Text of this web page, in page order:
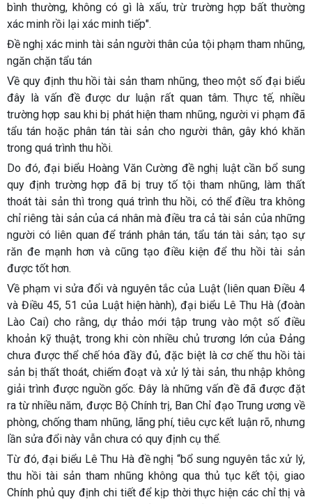
bình thường, không có gì là xấu, trừ trường hợp bất thường
xác minh rồi lại xác minh tiếp".
Đề nghị xác minh tài sản người thân của tội phạm tham nhũng,
ngăn chặn tẩu tán
Về quy định thu hồi tài sản tham nhũng, theo một số đại biểu
đây là vấn đề được dư luận rất quan tâm. Thực tế, nhiều
trường hợp sau khi bị phát hiện tham nhũng, người vi phạm đã
tẩu tán hoặc phân tán tài sản cho người thân, gây khó khăn
trong quá trình thu hồi.
Do đó, đại biểu Hoàng Văn Cường đề nghị luật cần bổ sung
quy định trường hợp đã bị truy tố tội tham nhũng, làm thất
thoát tài sản thì trong quá trình thu hồi, có thể điều tra không
chỉ riêng tài sản của cá nhân mà điều tra cả tài sản của những
người có liên quan để tránh phân tán, tẩu tán tài sản; tạo sự
răn đe mạnh hơn và cũng tạo điều kiện để thu hồi tài sản
được tốt hơn.
Về phạm vi sửa đổi và nguyên tắc của Luật (liên quan Điều 4
và Điều 45, 51 của Luật hiện hành), đại biểu Lê Thu Hà (đoàn
Lào Cai) cho rằng, dự thảo mới tập trung vào một số điều
khoản kỹ thuật, trong khi còn nhiều chủ trương lớn của Đảng
chưa được thể chế hóa đầy đủ, đặc biệt là cơ chế thu hồi tài
sản bị thất thoát, chiếm đoạt và xử lý tài sản, thu nhập không
giải trình được nguồn gốc. Đây là những vấn đề đã được đặt
ra từ nhiều năm, được Bộ Chính trị, Ban Chỉ đạo Trung ương về
phòng, chống tham nhũng, lãng phí, tiêu cực kết luận rõ, nhưng
lần sửa đổi này vẫn chưa có quy định cụ thể.
Từ đó, đại biểu Lê Thu Hà đề nghị “bổ sung nguyên tắc xử lý,
thu hồi tài sản tham nhũng không qua thủ tục kết tội, giao
Chính phủ quy định chi tiết để kịp thời thực hiện các chỉ thị và